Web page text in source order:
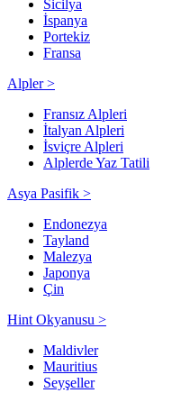
Sicilya
İspanya
Portekiz
Fransa
Alpler >
Fransız Alpleri
İtalyan Alpleri
İsviçre Alpleri
Alplerde Yaz Tatili
Asya Pasifik >
Endonezya
Tayland
Malezya
Japonya
Çin
Hint Okyanusu >
Maldivler
Mauritius
Seyşeller